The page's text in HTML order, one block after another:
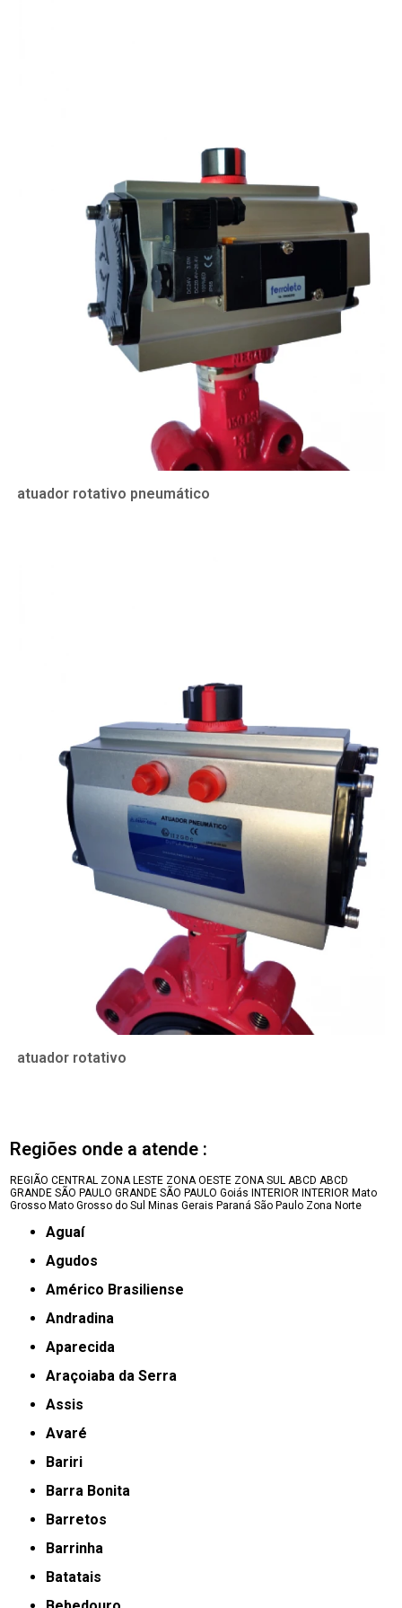
atuador rotativo pneumático
atuador rotativo
Regiões onde a atende :
REGIÃO CENTRAL ZONA LESTE ZONA OESTE ZONA SUL ABCD ABCD
GRANDE SÃO PAULO GRANDE SÃO PAULO Goiás INTERIOR INTERIOR Mato
Grosso Mato Grosso do Sul Minas Gerais Paraná São Paulo Zona Norte
Aguaí
Agudos
Américo Brasiliense
Andradina
Aparecida
Araçoiaba da Serra
Assis
Avaré
Bariri
Barra Bonita
Barretos
Barrinha
Batatais